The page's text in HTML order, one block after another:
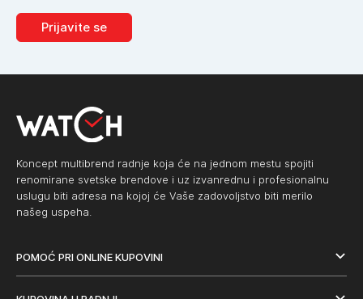
Prijavite se
Koncept multibrend radnje koja će na jednom mestu spojiti
renomirane svetske brendove i uz izvanrednu i profesionalnu
uslugu biti adresa na kojoj će Vaše zadovoljstvo biti merilo
našeg uspeha.
POMOĆ PRI ONLINE KUPOVINI